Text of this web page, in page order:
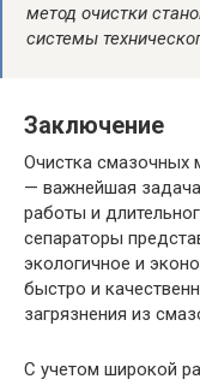
метод очистки
системы
Заключение
Очистка смазочных
— важнейшая
работы и
сепараторы
экологичное и
быстро и
загрязнения из
С учетом широкой